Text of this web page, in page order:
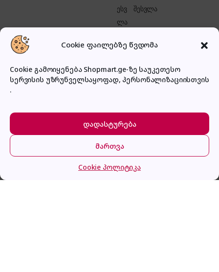
Cookie ფაილებზე წვდომა
Cookie გამოიყენება Shopmart.ge-ზე საუკეთესო
სერვისის უზრუნველსაყოფად, პერსონალიზაციისთვის
.
დადასტურება
მართვა
Cookie პოლიტიკა
შესვლა
პირადი კაბინეტი
მთავარი კატეგორიები კალათა შესვლა